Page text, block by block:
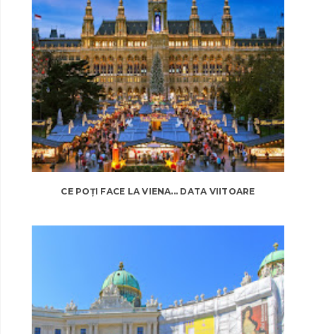
CE POȚI FACE LA VIENA... DATA VIITOARE